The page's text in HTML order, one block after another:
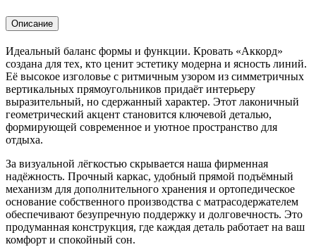
Описание
Идеальный баланс формы и функции. Кровать «Аккорд»
создана для тех, кто ценит эстетику модерна и ясность линий.
Её высокое изголовье с ритмичным узором из симметричных
вертикальных прямоугольников придаёт интерьеру
выразительный, но сдержанный характер. Этот лаконичный
геометрический акцент становится ключевой деталью,
формирующей современное и уютное пространство для
отдыха.
За визуальной лёгкостью скрывается наша фирменная
надёжность. Прочный каркас, удобный прямой подъёмный
механизм для дополнительного хранения и ортопедическое
основание собственного производства с матрасодержателем
обеспечивают безупречную поддержку и долговечность. Это
продуманная конструкция, где каждая деталь работает на ваш
комфорт и спокойный сон.